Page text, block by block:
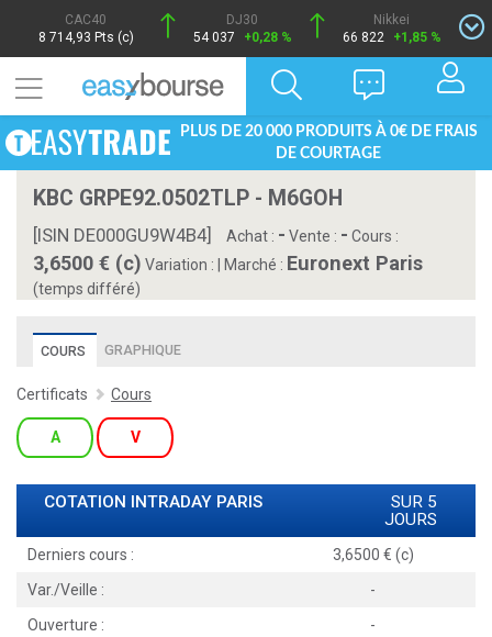
CAC40
8 714,93 Pts (c)
DJ30
54 037
+0,28 %
Nikkei
66 822
+1,85 %
PLUS DE 20 000 PRODUITS À 0€ DE FRAIS
DE COURTAGE
KBC GRPE92.0502TLP - M6GOH
[ISIN DE000GU9W4B4] Achat : - Vente : - Cours :
3,6500 € (c) Variation : Marché : Euronext Paris
(temps différé)
COURS GRAPHIQUE
Certificats Cours
A V
COTATION INTRADAY PARIS
SUR 5
JOURS
Derniers cours :
3,6500 € (c)
Var./Veille :
-
Ouverture :
-